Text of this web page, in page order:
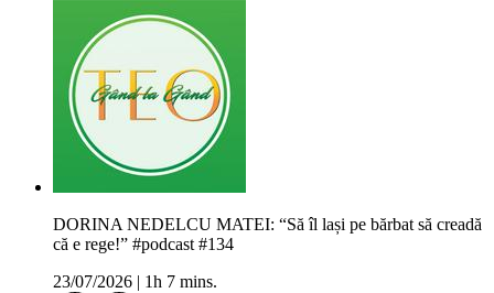
DORINA NEDELCU MATEI: “Să îl lași pe bărbat să creadă
că e rege!” #podcast #134
23/07/2026 | 1h 7 mins.